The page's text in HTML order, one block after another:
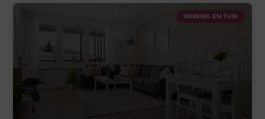
WONING EN TUIN